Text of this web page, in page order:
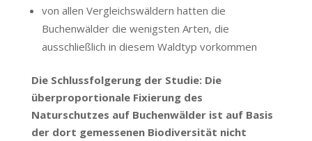
von allen Vergleichswäldern hatten die
Buchenwälder die wenigsten Arten, die
ausschließlich in diesem Waldtyp vorkommen
Die Schlussfolgerung der Studie: Die
überproportionale Fixierung des
Naturschutzes auf Buchenwälder ist auf Basis
der dort gemessenen Biodiversität nicht